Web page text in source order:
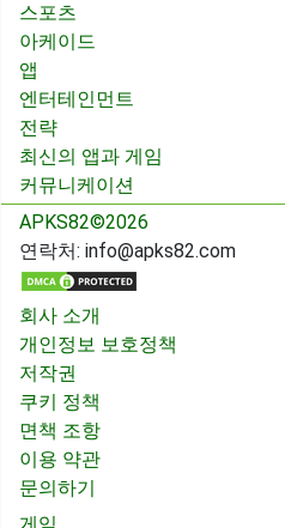
스포츠
아케이드
앱
엔터테인먼트
전략
최신의 앱과 게임
커뮤니케이션
APKS82©2026
연락처: info@apks82.com
회사 소개
개인정보 보호정책
저작권
쿠키 정책
면책 조항
이용 약관
문의하기